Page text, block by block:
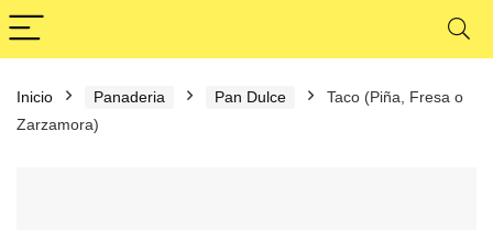
Inicio Panaderia Pan Dulce
Taco (Piña, Fresa o
Zarzamora)